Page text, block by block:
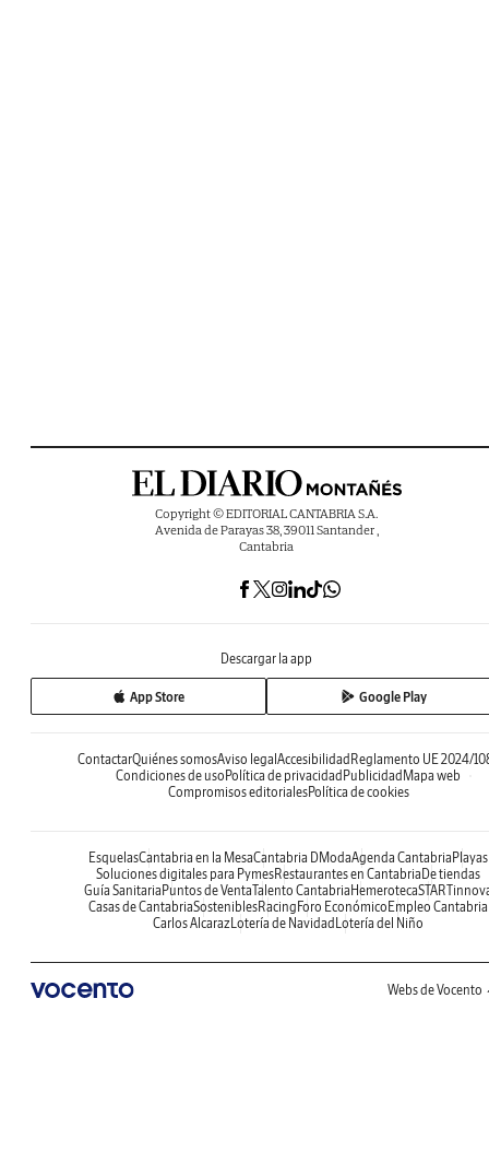
Copyright © EDITORIAL CANTABRIA S.A.
Avenida de Parayas 38, 39011 Santander ,
Cantabria
Descargar la app
App Store Google Play
ContactarQuiénes somosAviso legal Accesibilidad Reglamento UE 2024/
Condiciones de uso Política de privacidad Publicidad Mapa web
Compromisos editorialesPolítica de cookies
EsquelasCantabria en la MesaCantabria DModaAgenda Cantabria Playas
Soluciones digitales para PymesRestaurantes en Cantabria De tiendas
Guía Sanitaria Puntos de VentaTalento Cantabria Hemeroteca
Casas de CantabriaSosteniblesRacing Foro Económico Empleo Cantabria
Carlos AlcarazLotería de Navidad Lotería del Niño
Webs de Vocento